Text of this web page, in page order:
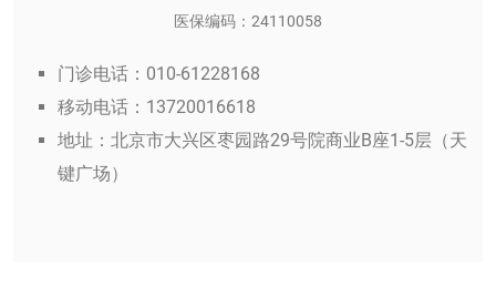
医保编码：24110058
门诊电话：010-61228168
移动电话：13720016618
地址：北京市大兴区枣园路29号院商业B座1-5层（天
键广场）